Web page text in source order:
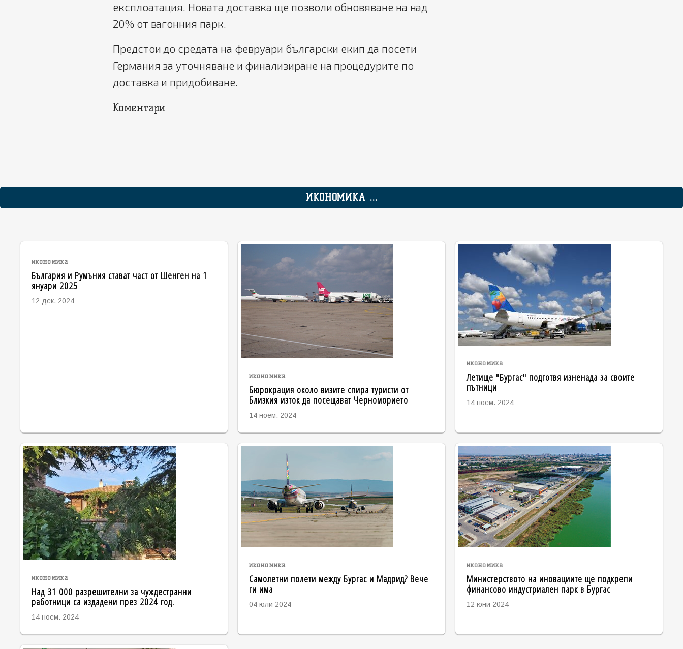
експлоатация. Новата доставка ще позволи обновяване на над
20% от вагонния парк.
Предстои до средата на февруари български екип да посети
Германия за уточняване и финализиране на процедурите по
доставка и придобиване.
Коментари
ИКОНОМИКА ...
икономика
България и Румъния стават част от Шенген на 1
януари 2025
12 дек. 2024
икономика
Бюрокрация около визите спира туристи от
Близкия изток да посещават Черноморието
14 ноем. 2024
икономика
Летище "Бургас" подготвя изненада за своите
пътници
14 ноем. 2024
икономика
Над 31 000 разрешителни за чуждестранни
работници са издадени през 2024 год.
14 ноем. 2024
икономика
Самолетни полети между Бургас и Мадрид? Вече
ги има
04 юли 2024
икономика
Министерството на иновациите ще подкрепи
финансово индустриален парк в Бургас
12 юни 2024